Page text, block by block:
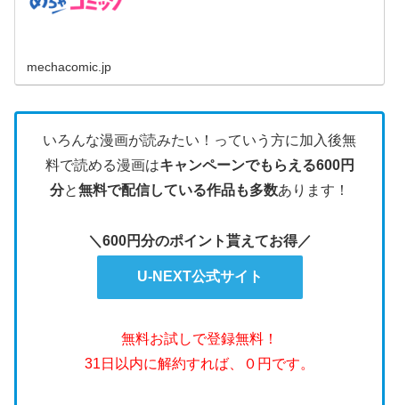
mechacomic.jp
いろんな漫画が読みたい！っていう方に加入後無
料で読める漫画はキャンペーンでもらえる600円
分と無料で配信している作品も多数あります！
＼600円分のポイント貰えてお得／
U-NEXT公式サイト
無料お試しで登録無料！
31日以内に解約すれば、０円です。